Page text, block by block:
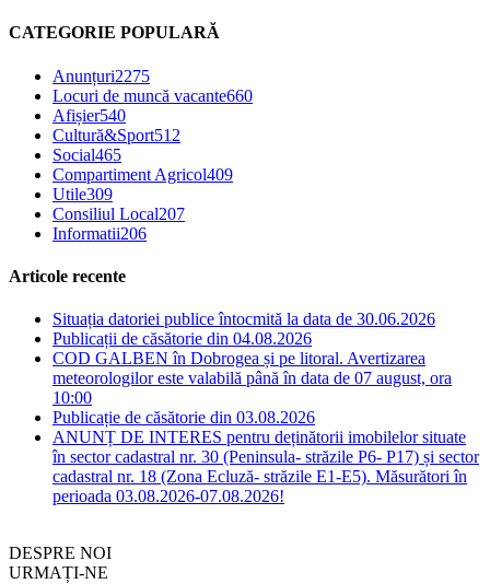
CATEGORIE POPULARĂ
Anunțuri2275
Locuri de muncă vacante660
Afișier540
Cultură&Sport512
Social465
Compartiment Agricol409
Utile309
Consiliul Local207
Informatii206
Articole recente
Situația datoriei publice întocmită la data de 30.06.2026
Publicații de căsătorie din 04.08.2026
COD GALBEN în Dobrogea și pe litoral. Avertizarea
meteorologilor este valabilă până în data de 07 august, ora
10:00
Publicație de căsătorie din 03.08.2026
ANUNȚ DE INTERES pentru deținătorii imobilelor situate
în sector cadastral nr. 30 (Peninsula- străzile P6- P17) și sector
cadastral nr. 18 (Zona Ecluză- străzile E1-E5). Măsurători în
perioada 03.08.2026-07.08.2026!
DESPRE NOI
URMAȚI-NE